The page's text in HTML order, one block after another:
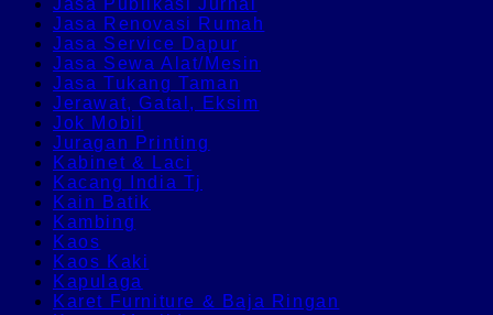
Jasa Renovasi Rumah
Jasa Service Dapur
Jasa Sewa Alat/Mesin
Jasa Tukang Taman
Jerawat, Gatal, Eksim
Jok Mobil
Juragan Printing
Kabinet & Laci
Kacang India Tj
Kain Batik
Kambing
Kaos
Kaos Kaki
Kapulaga
Karet Furniture & Baja Ringan